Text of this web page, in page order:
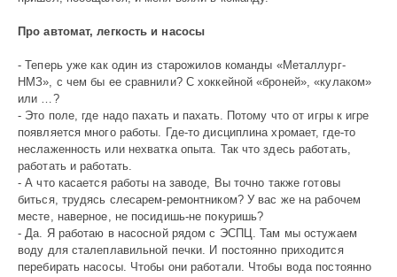
Про автомат, легкость и насосы
- Теперь уже как один из старожилов команды «Металлург-
НМЗ», с чем бы ее сравнили? С хоккейной «броней», «кулаком»
или …?
- Это поле, где надо пахать и пахать. Потому что от игры к игре
появляется много работы. Где-то дисциплина хромает, где-то
неслаженность или нехватка опыта. Так что здесь работать,
работать и работать.
- А что касается работы на заводе, Вы точно также готовы
биться, трудясь слесарем-ремонтником? У вас же на рабочем
месте, наверное, не посидишь-не покуришь?
- Да. Я работаю в насосной рядом с ЭСПЦ. Там мы остужаем
воду для сталеплавильной печки. И постоянно приходится
перебирать насосы. Чтобы они работали. Чтобы вода постоянно